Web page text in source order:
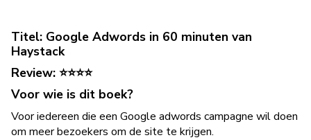
Titel: Google Adwords in 60 minuten van
Haystack
Review: ⭐⭐⭐⭐
Voor wie is dit boek?
Voor iedereen die een Google adwords campagne wil doen
om meer bezoekers om de site te krijgen.